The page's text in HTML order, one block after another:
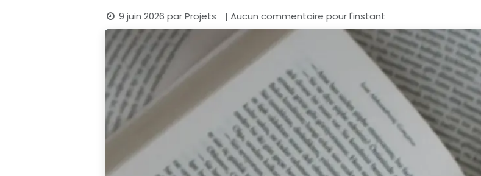
9 juin 2026 parProjets | Aucun commentaire pour l'instant